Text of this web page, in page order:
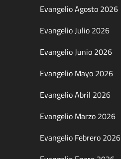
Evangelio Agosto 2026
Evangelio Julio 2026
Evangelio Junio 2026
Evangelio Mayo 2026
Evangelio Abril 2026
Evangelio Marzo 2026
Evangelio Febrero 2026